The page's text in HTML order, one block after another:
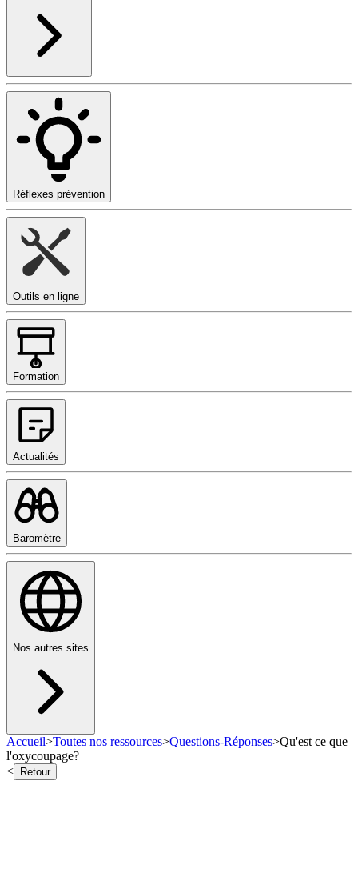
Réflexes prévention
Outils en ligne
Formation
Actualités
Baromètre
Nos autres sites
Accueil>Toutes nos ressources>Questions-Réponses>Qu'est ce que
l'oxycoupage?
<
Retour